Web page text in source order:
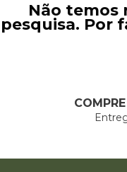
Não temos
pesquisa. Por